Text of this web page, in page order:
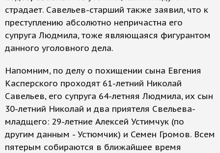
страдает. Савельев-старший также заявил, что к
преступлению абсолютно непричастна его
супруга Людмила, тоже являющаяся фигурантом
данного уголовного дела.
Напомним, по делу о похищении сына Евгения
Касперского проходят 61-летний Николай
Савельев, его супруга 64-летняя Людмила, их сын
30-летний Николай и два приятеля Свельева-
младщего: 29-летние Алексей Устимчук (по
другим данным - Устюмчик) и Семен Громов. Всем
пятерым собираются в ближайшее время